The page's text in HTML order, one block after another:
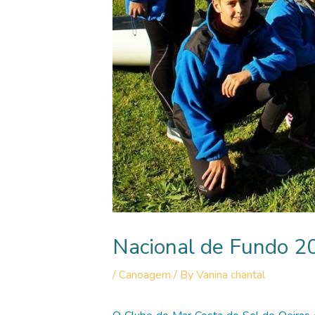
Nacional de Fundo
/Canoagem / ByVanina chantal